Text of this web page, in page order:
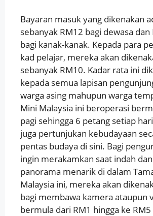
Bayaran masuk yang dikenakan
sebanyak RM12 bagi dewasa dan
bagi kanak-kanak. Kepada para
kad pelajar, mereka akan
sebanyak RM10. Kadar rata ini
kepada semua lapisan
warga asing mahupun warga
Mini Malaysia ini beroperasi
pagi sehingga 6 petang setiap
juga pertunjukan kebudayaan
pentas budaya di sini. Bagi
ingin merakamkan saat indah
panorama menarik di dalam
Malaysia ini, mereka akan
bagi membawa kamera ataupun
bermula dari RM1 hingga ke